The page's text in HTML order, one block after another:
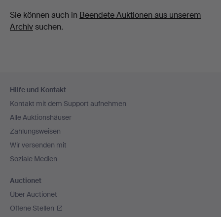
Sie können auch in Beendete Auktionen aus unserem
Archivsuchen.
Navigation
Hilfe und Kontakt
Kontakt mit dem Support aufnehmen
Alle Auktionshäuser
Zahlungsweisen
Wir versenden mit
Soziale Medien
Auctionet
Über Auctionet
Offene Stellen